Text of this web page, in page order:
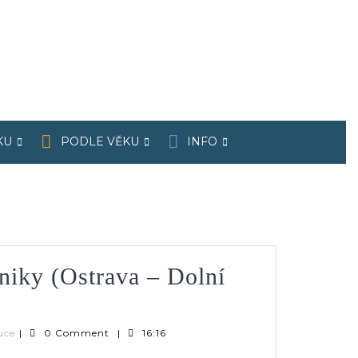
PODLE VĚKU INFO
(Ostrava – Dolní
Verča
| 0 Comment | 16:16